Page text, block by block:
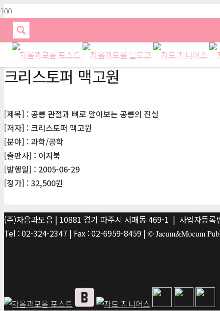
크리스토퍼 맥고원
[제목] : 공룡 관절과 뼈로 알아보는 공룡의 진실
[저자] : 크리스토퍼 맥고원
[분야] : 과학/공학
[출판사] : 이지북
[발행일] : 2005-06-29
[정가] : 32,500원
(주)자음과모음 | 10881 경기 파주시 서패동 469-1 | 사업자등
Tel : 02-324-2347 | Fax : 02-6959-8459 | © Jaeum&Moeum